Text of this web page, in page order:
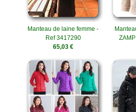
Manteau de laine femme -
Ref 3417290
65,03 €